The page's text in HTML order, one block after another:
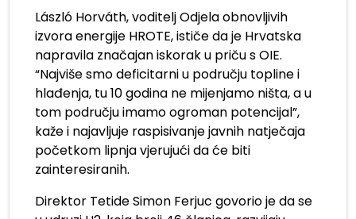
László Horváth, voditelj Odjela obnovljivih
izvora energije HROTE, ističe da je Hrvatska
napravila značajan iskorak u priču s OIE.
“Najviše smo deficitarni u području topline i
hlađenja, tu 10 godina ne mijenjamo ništa, a u
tom području imamo ogroman potencijal”,
kaže i najavljuje raspisivanje javnih natječaja
početkom lipnja vjerujući da će biti
zainteresiranih.
Direktor Tetide Simon Ferjuc govorio je da se